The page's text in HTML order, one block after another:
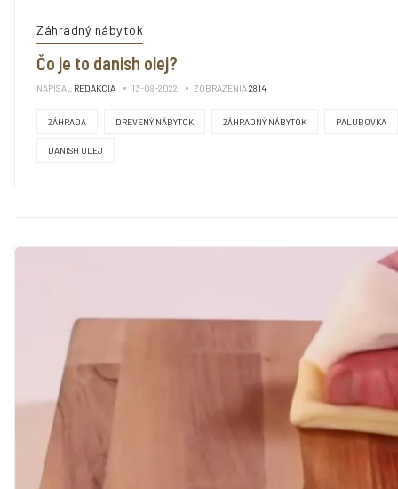
Záhradný nábytok
Čo je to danish olej?
NAPÍSAL REDAKCIA 13-08-2022 ZOBRAZENIA2814
ZÁHRADA DREVENÝ NÁBYTOK ZÁHRADNÝ NÁBYTOK PALUBOVKA
DANISH OLEJ